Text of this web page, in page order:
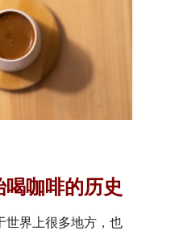
咖啡的历史
世界上很多地方，也